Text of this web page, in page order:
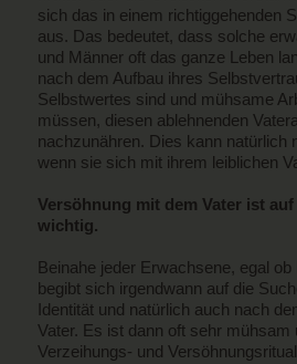
sich das in einem richtiggehenden
aus. Das bedeutet, dass solche
und Männer oft das ganze Leben
nach dem Aufbau ihres
Selbstwertes sind und mühsame
müssen, diesen ablehnenden
nachzunähren. Dies kann natürlich
wenn sie sich mit ihrem leiblichen
Versöhnung mit dem Vater ist auf
wichtig.
Beinahe jeder Erwachsene, egal
begibt sich irgendwann auf die
Identität und natürlich auch nach
Vater. Es ist dann oft sehr mühsam
Verzeihungs- und